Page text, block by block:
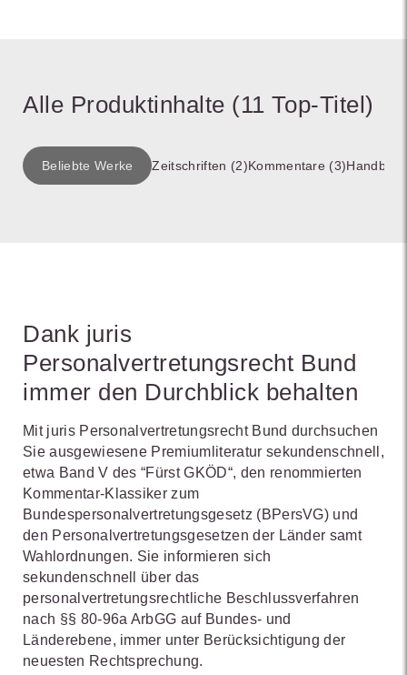
Alle Produktinhalte (11 Top-Titel)
Beliebte Werke Zeitschriften (2)Kommentare (3)
Dank juris
Personalvertretungsrecht Bund
immer den Durchblick behalten
Mit juris Personalvertretungsrecht Bund durchsuchen
Sie ausgewiesene Premiumliteratur sekundenschnell,
etwa Band V des “Fürst GKÖD“, den renommierten
Kommentar-Klassiker zum
Bundespersonalvertretungsgesetz (BPersVG) und
den Personalvertretungsgesetzen der Länder samt
Wahlordnungen. Sie informieren sich
sekundenschnell über das
personalvertretungsrechtliche Beschlussverfahren
nach §§ 80-96a ArbGG auf Bundes- und
Länderebene, immer unter Berücksichtigung der
neuesten Rechtsprechung.